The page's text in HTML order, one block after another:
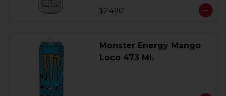
$2.490
Monster Energy Mango
Loco 473 Ml.